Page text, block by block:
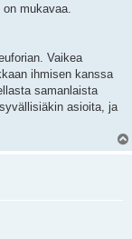
mukavaa.
Vaikea
ihmisen kanssa
samanlaista
asioita, ja